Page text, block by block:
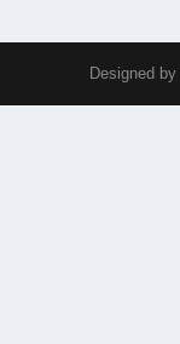
Designed by